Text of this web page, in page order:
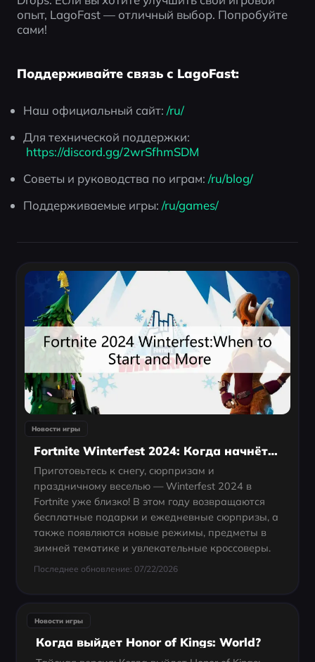
опыт, LagoFast — отличный выбор. Попробуйте
сами!
Поддерживайте связь с LagoFast:
Наш официальный сайт: /ru/
Для технической поддержки:
https://discord.gg/2wrSfhmSDM
Советы и руководства по играм: /ru/blog/
Поддерживаемые игры: /ru/games/
Новости игры
Fortnite Winterfest 2024: Когда начнётся и закончится?
Приготовьтесь к снегу, сюрпризам и
праздничному веселью — Winterfest 2024 в
Fortnite уже близко! В этом году возвращаются
бесплатные подарки и ежедневные сюрпризы, а
также появляются новые режимы, предметы в
зимней тематике и увлекательные кроссоверы.
Последнее обновление: 07/22/2026
Новости игры
Когда выйдет Honor of Kings: World?